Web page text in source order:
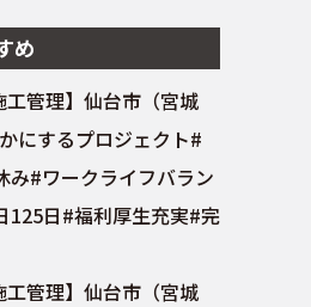
め
管理】仙台市（宮城
にするプロジェクト#
み#ワークライフバラン
125日#福利厚生充実#完
管理】仙台市（宮城